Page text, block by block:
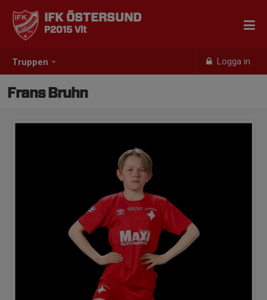
Truppen Logga in
IFK ÖSTERSUND
P2015 Vit
Frans Bruhn